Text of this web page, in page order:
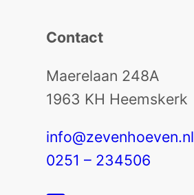
Contact
Maerelaan 248A
1963 KH Heemskerk
info@zevenhoeven.nl
0251 – 234506